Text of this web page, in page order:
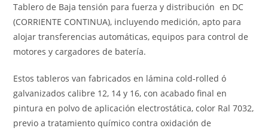
Tablero de Baja tensión para fuerza y distribución en DC
(CORRIENTE CONTINUA), incluyendo medición, apto para
alojar transferencias automáticas, equipos para control de
motores y cargadores de batería.
Estos tableros van fabricados en lámina cold-rolled ó
galvanizados calibre 12, 14 y 16, con acabado final en
pintura en polvo de aplicación electrostática, color Ral 7032,
previo a tratamiento químico contra oxidación de